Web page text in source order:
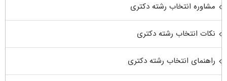
مشاوره انتخاب رشته دکتری
نکات انتخاب رشته دکتری
راهنمای انتخاب رشته دکتری